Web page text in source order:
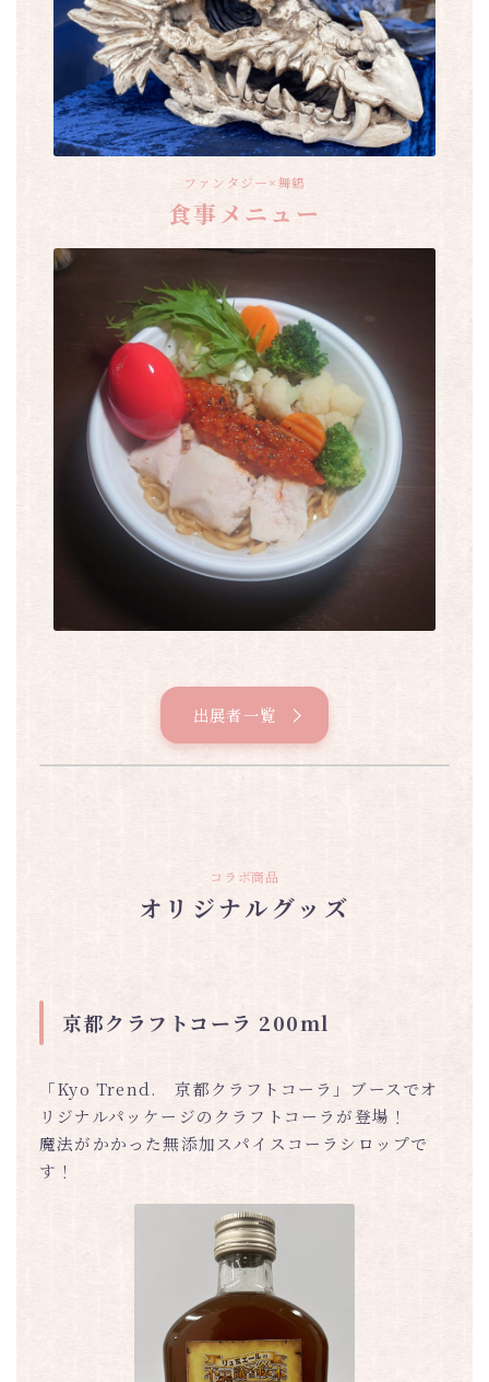
ファンタジー×舞鶴
食事メニュー
出展者一覧
コラボ商品
オリジナルグッズ
京都クラフトコーラ 200ml
「Kyo Trend. 京都クラフトコーラ」ブースでオ
リジナルパッケージのクラフトコーラが登場！
魔法がかかった無添加スパイスコーラシロップで
す！